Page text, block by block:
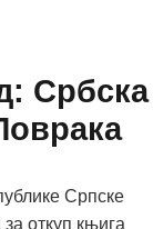
Србска
Српске
за откуп књига